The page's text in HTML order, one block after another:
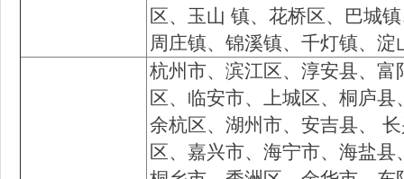
区、玉山 镇、花桥区、巴城
周庄镇、锦溪镇、千灯镇、淀
杭州市、滨江区、淳安县、
区、临安市、上城区、桐庐
余杭区、湖州市、安吉县、
区、嘉兴市、海宁市、海盐